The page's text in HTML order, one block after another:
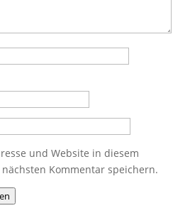
und Website in diesem
Kommentar speichern.